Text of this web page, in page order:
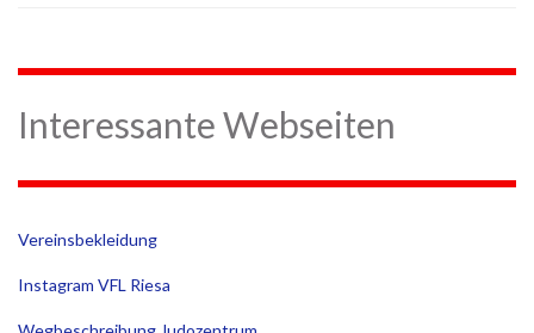
Interessante Webseiten
Vereinsbekleidung
Instagram VFL Riesa